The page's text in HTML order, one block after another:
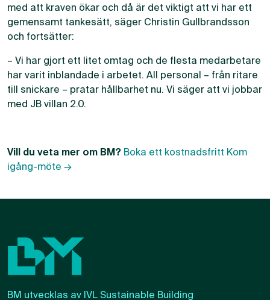
med att kraven ökar och då är det viktigt att vi har ett
gemensamt tankesätt, säger Christin Gullbrandsson
och fortsätter:
– Vi har gjort ett litet omtag och de flesta medarbetare
har varit inblandade i arbetet. All personal – från ritare
till snickare – pratar hållbarhet nu. Vi säger att vi jobbar
med JB villan 2.0.
Vill du veta mer om BM? Boka ett kostnadsfritt Kom
igång-möte →
BM utvecklas av IVL Sustainable Building